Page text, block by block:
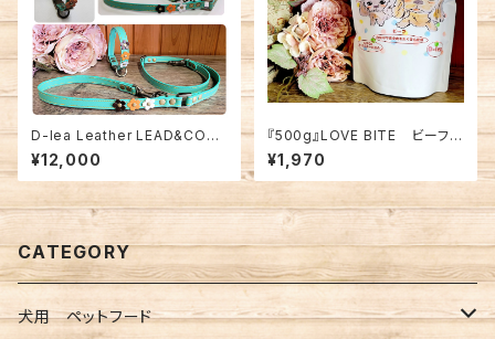
D-lea Leather LEAD&COLL
AR セット商品！【TターコイズM
-No4-1】
¥12,000
『500g』LOVE BITE ビーフ
【愛犬用】
¥1,970
CATEGORY
犬用 ペットフード